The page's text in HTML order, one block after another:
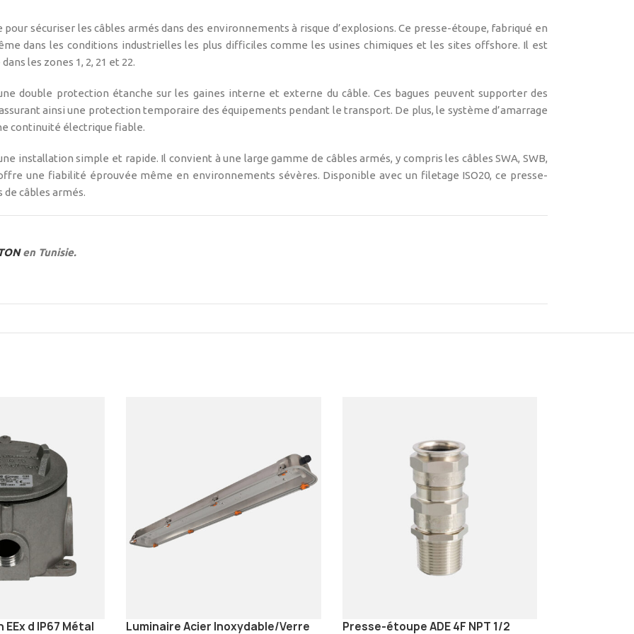
sécuriser les câbles armés dans des environnements à risque d’explosions. Ce presse-étoupe, fabriqué en
dans les conditions industrielles les plus difficiles comme les usines chimiques et les sites offshore. Il est
les zones 1, 2, 21 et 22.
double protection étanche sur les gaines interne et externe du câble. Ces bagues peuvent supporter des
ainsi une protection temporaire des équipements pendant le transport. De plus, le système d’amarrage
continuité électrique fiable.
installation simple et rapide. Il convient à une large gamme de câbles armés, y compris les câbles SWA, SWB,
une fiabilité éprouvée même en environnements sévères. Disponible avec un filetage ISO20, ce presse-
câbles armés.
en Tunisie.
d IP67 Métal Luminaire Acier Inoxydable/Verre Presse-étoupe ADE 4F NPT 1/2